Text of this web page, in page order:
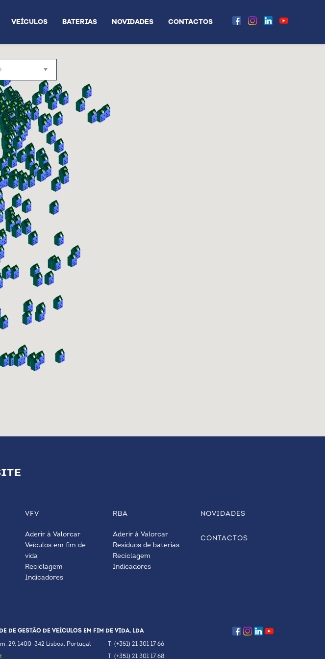
VEÍCULOS BATERIAS NOVIDADES CONTACTOS
VFV
Aderir à Valorcar
Veículos em fim de
vida
Reciclagem
Indicadores
RBA
Aderir à Valorcar
Resíduos de baterias
Reciclagem
Indicadores
NOVIDADES
CONTACTOS
DE GESTÃO DE VEÍCULOS EM FIM DE VIDA, LDA
29. 1400-342 Lisboa. Portugal T: (+351) 21 301 17 66
T: (+351) 21 301 17 68